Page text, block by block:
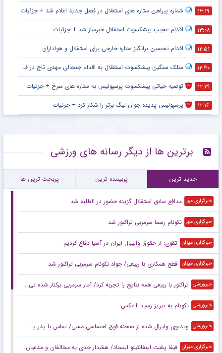
۱۳:۱۹ شماره پیراهن ستاره های استقلال در فصل جدید اعلام شد + جزئیات
۱۳:۰۸ اقدام عجیب پیشکسوت استقلال خبرساز شد + جزئیات
۱۲:۵۱ اقدام تحسین برانگیز ستاره خارجی برای استقلال و هواداران
۱۲:۴۰ متلک سنگین پیشکسوت استقلال به اقدام جنجالی مهدی تاج در فدراسیون فوتبال
۱۲:۲۹ توصیه حیاتی پیشکسوت پرسپولیس به ستاره های سرخ + جزئیات
۱۲:۱۶ پرسپولیس پدیده جوان لیگ برتر را شکار کرد + جزئیات
برترین ها از دیگر رسانه های ورزشی
جدید ترین پربیننده ترین پربحث ترین ها
خبرگزاری مهر مدافع سابق استقلال گزینه حضور در الطلبه شد
خبرگزاری مهر نکونام رسما سرمربی تراکتور شد
خبرگزاری میزان تقوی: از حقوق والیبال ایران در آسیا دفاع کردیم
خبرگزاری میزان قطع همکاری با ربیعی/ جواد نکونام سرمربی تراکتور شد
خبرورزشی تراکتور با ربیعی همه نتایج را تجربه کرد/ آمار سرمربی برکنار شده تی‌تی‌ها
خبرورزشی نکونام به تبریز رسید +عکس
خبرورزشی ویدیوی وایرال شده از صحنه فوق احساسی مسی/ تماس با پدر پس از اولین قهرمانی ملی!
خبرگزاری میزان فیفا پشت اینفانتینو ایستاد/ هشدار جدی به مخالفان و مدعیان!